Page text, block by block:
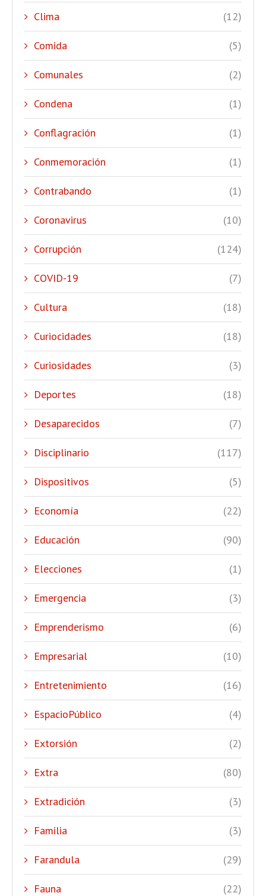
Clima (12)
Comida (5)
Comunales (2)
Condena (1)
Conflagración (1)
Conmemoración (1)
Contrabando (1)
Coronavirus (10)
Corrupción (124)
COVID-19 (7)
Cultura (18)
Curiocidades (18)
Curiosidades (3)
Deportes (18)
Desaparecidos (7)
Disciplinario (117)
Dispositivos (5)
Economía (22)
Educación (90)
Elecciones (1)
Emergencia (3)
Emprenderismo (6)
Empresarial (10)
Entretenimiento (16)
EspacioPúblico (4)
Extorsión (2)
Extra (80)
Extradición (3)
Familia (3)
Farandula (29)
Fauna (22)